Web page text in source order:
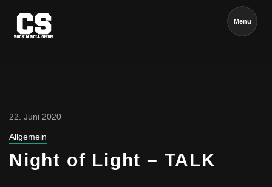
Menu
22. Juni 2020
Allgemein
Night of Light – TALK